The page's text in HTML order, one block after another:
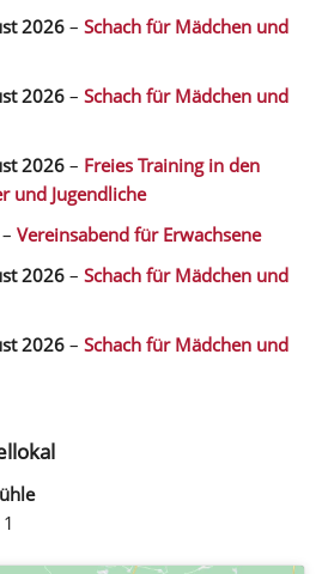
2026 – Schach für Mädchen und
2026 – Schach für Mädchen und
2026 – Freies Training in den
und Jugendliche
– Vereinsabend für Erwachsene
2026 – Schach für Mädchen und
2026 – Schach für Mädchen und